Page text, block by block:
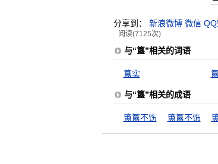
分享到： 新浪微博 微信 QQ
阅读(7125次)
与“簋”相关的词语
簋实
与“簋”相关的成语
簠簋不饬 簠簋不饰